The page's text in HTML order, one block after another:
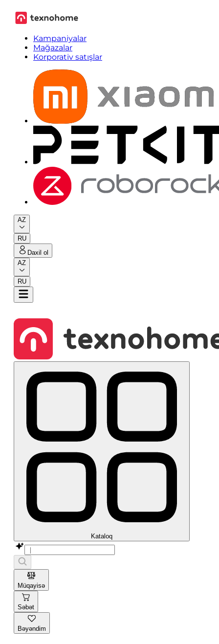
Kampaniyalar
Mağazalar
Korporativ satışlar
AZ
RU
Daxil ol
AZ
RU
Kataloq
Müqayisə
Səbət
Bəyəndim